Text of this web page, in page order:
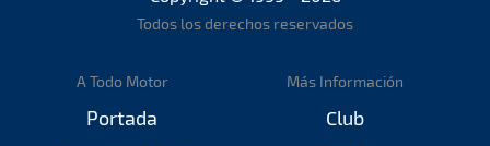
Todos los derechos reservados
A Todo Motor
Portada
Más Información
Club